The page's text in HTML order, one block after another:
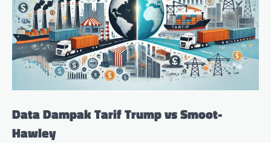
Data Dampak Tarif Trump vs Smoot-
Hawley